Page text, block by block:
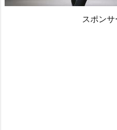
スポン